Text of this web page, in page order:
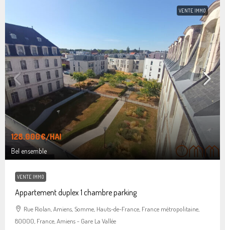
VENTE IMMO
128.000€/HAI
Bel ensemble
VENTE IMMO
Appartement duplex 1 chambre parking
Rue Riolan, Amiens, Somme, Hauts-de-France, France métropolitaine,
80000, France, Amiens - Gare La Vallée